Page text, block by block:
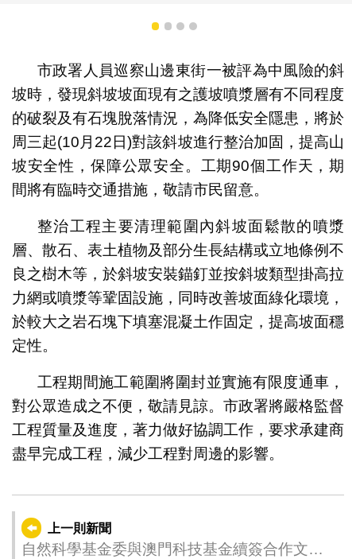
1 2 3 4
市政署人員巡察山邊東街一被評為中風險的斜
坡時，發現斜坡坡面現有之護坡噴漿層有不同程度
的破裂及有石塊脫落情況，為降低安全隱患，將於
周三起(10月22日)對該斜坡進行整治加固，提高山
坡安全性，保障公眾安全。工期90個工作天，期
間將有臨時交通措施，敬請市民留意。
整治工程主要清理範圍內斜坡面鬆散的噴漿
層、散石、表土植物及部分生長結構或立地條例不
良之樹木等，於斜坡安裝錨釘並按斜坡類型掛高拉
力網或噴漿等鞏固設施，同時改善坡面綠化環境，
於較大之岩石塊下填塞混凝土作固定，提高坡面穩
定性。
工程期間施工範圍將圍封並實施有限度通車，
對公眾造成之不便，敬請見諒。市政署將嚴格監督
工程質量及進度，著力做好協調工作，要求承建商
盡早完成工程，減少工程對周邊的影響。
上一則新聞
自然科學基金委與澳門科技基金續簽合作文件